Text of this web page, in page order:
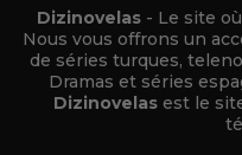
Dizinovelas - Le site
Nous vous offrons un
de séries turques,
Dramas et séries
Dizinovelas est le